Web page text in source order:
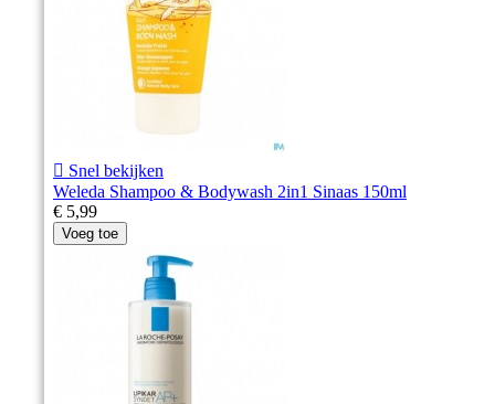
 Snel bekijken
Weleda Shampoo & Bodywash 2in1 Sinaas 150ml
€ 5,99
Voeg toe